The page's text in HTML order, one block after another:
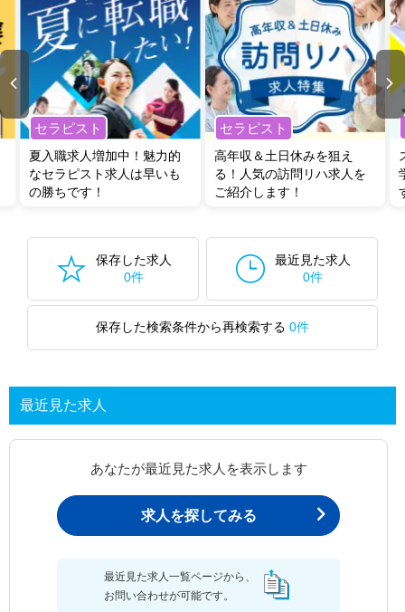
セラピスト
夏入職求人増加中！魅力的
なセラピスト求人は早いも
の勝ちです！
セラピスト
高年収＆土日休みを狙え
る！人気の訪問リハ求人を
ご紹介します！
保存した求人
0件
最近見た求人
0件
保存した検索条件から再検索する 0件
最近見た求人
あなたが最近見た求人を表示します
求人を探してみる
最近見た求人一覧ページから、
お問い合わせが可能です。